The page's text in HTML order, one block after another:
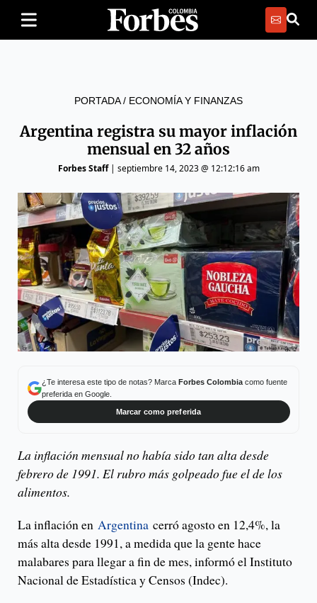
PORTADA/ ECONOMÍA Y FINANZAS
Argentina registra su mayor inflación
mensual en 32 años
Forbes Staff| septiembre 14, 2023 @ 12:12:16 am
¿Te interesa este tipo de notas? Marca Forbes Colombiacomo fuente
preferida en Google.
Marcar como preferida
La inflación mensual no había sido tan alta desde
febrero de 1991. El rubro más golpeado fue el de los
alimentos.
La inflación en Argentina cerró agosto en 12,4%, la
más alta desde 1991, a medida que la gente hace
malabares para llegar a fin de mes, informó el Instituto
Nacional de Estadística y Censos (Indec).